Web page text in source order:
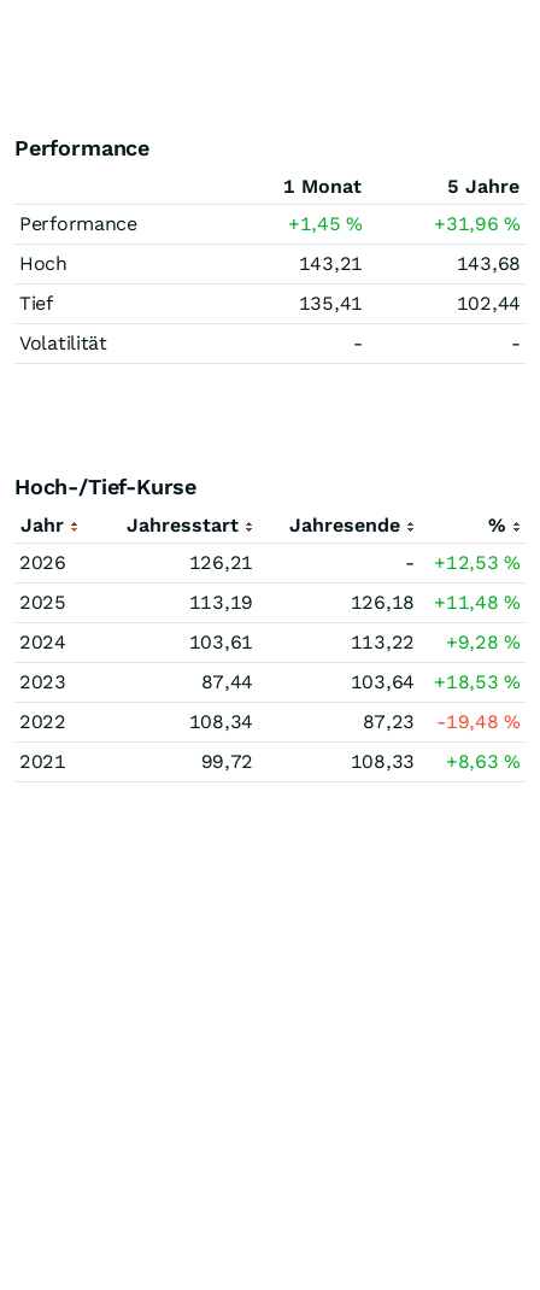
Performance
1 Monat
5 Jahre
Performance
+1,45% +31,96%
Hoch
143,21
143,68
Tief
135,41
102,44
Volatilität
- -
Hoch-/Tief-Kurse
Jahr Jahresstart Jahresende
%
2026
126,21 - +12,53%
2025
113,19 126,18 +11,48%
2024
103,61 113,22 +9,28%
2023
87,44 103,64 +18,53%
2022
108,34 87,23 -19,48%
2021
99,72 108,33 +8,63%